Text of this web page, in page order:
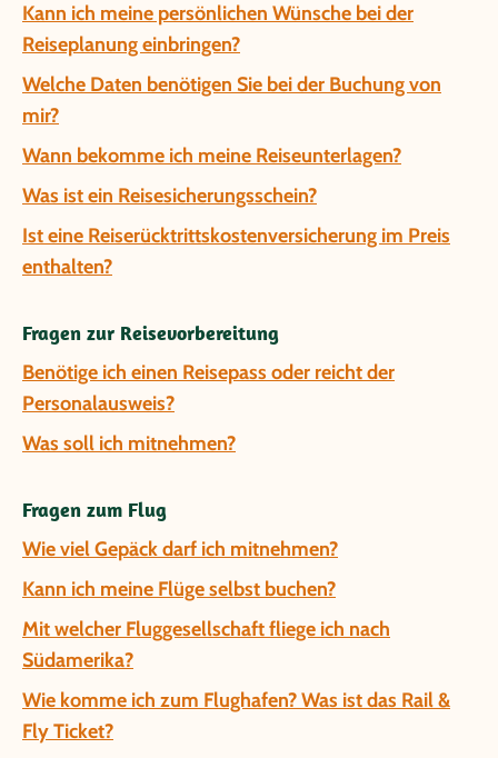
Kann ich meine persönlichen Wünsche bei der
Reiseplanung einbringen?
Welche Daten benötigen Sie bei der Buchung von
mir?
Wann bekomme ich meine Reiseunterlagen?
Was ist ein Reisesicherungsschein?
Ist eine Reiserücktrittskostenversicherung im Preis
enthalten?
Fragen zur Reisevorbereitung
Benötige ich einen Reisepass oder reicht der
Personalausweis?
Was soll ich mitnehmen?
Fragen zum Flug
Wie viel Gepäck darf ich mitnehmen?
Kann ich meine Flüge selbst buchen?
Mit welcher Fluggesellschaft fliege ich nach
Südamerika?
Wie komme ich zum Flughafen? Was ist das Rail &
Fly Ticket?